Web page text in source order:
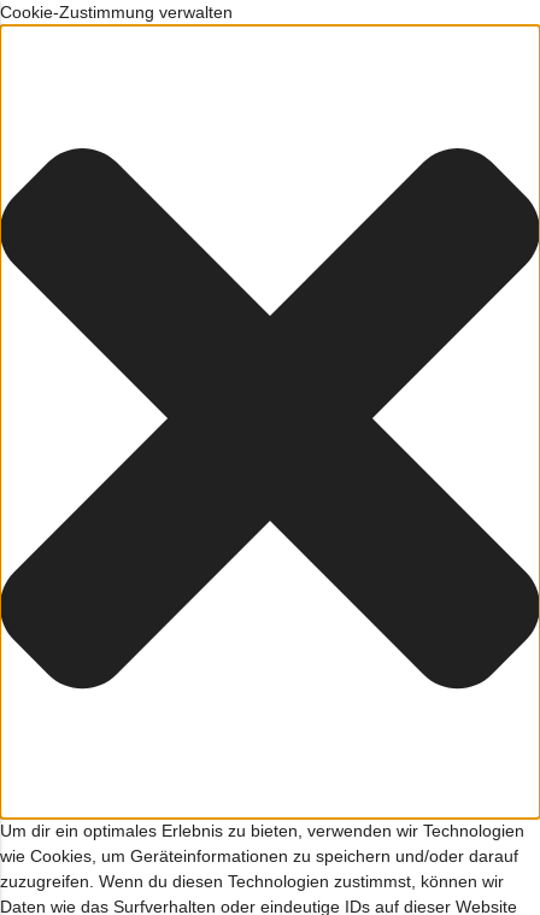
Cookie-Zustimmung verwalten
Um dir ein optimales Erlebnis zu bieten, verwenden wir Technologien
wie Cookies, um Geräteinformationen zu speichern und/oder darauf
zuzugreifen. Wenn du diesen Technologien zustimmst, können wir
Daten wie das Surfverhalten oder eindeutige IDs auf dieser Website